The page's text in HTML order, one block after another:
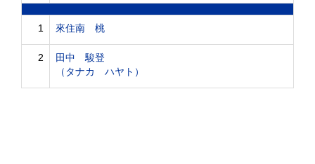
1 來住南 桃
2
田中 駿登
（タナカ ハヤト）